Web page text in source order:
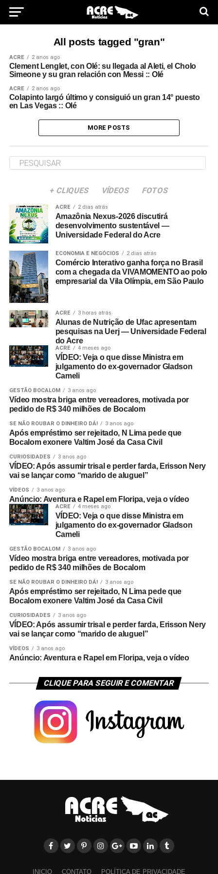
All posts tagged "gran"
ACRE 2 anos ago
Clement Lenglet, con Olé: su llegada al Aleti, el Cholo
Simeone y su gran relación con Messi :: Olé
ACRE 2 anos ago
Colapinto largó último y consiguió un gran 14° puesto
en Las Vegas :: Olé
MORE POSTS
+ CLIQUES VÍDEOS FOTOS
ACRE 2 dias atrás
Amazônia Nexus-2026 discutirá
desenvolvimento sustentável —
Universidade Federal do Acre
ECONOMIA E NEGÓCIOS 2 dias atrás
Comércio Interativo ganha força no Brasil
com a chegada da VIVAMOMENTO ao polo
empresarial da Vila Olímpia, em São Paulo
ACRE 3 horas atrás
Alunas de Nutrição de Ufac apresentam
pesquisas na Uerj — Universidade Federal
do Acre
ACRE 4 meses ago
VÍDEO: Veja o que disse Ministra em
julgamento do ex-governador Gladson
Cameli
GESTÃO BOCALOM 3 anos ago
Vídeo mostra briga entre vereadores, motivada por
pedido de R$ 340 milhões de Bocalom
SE NÃO ROUBAR O DINHEIRO DÁ! 3 anos ago
Após empréstimo ser rejeitado, N Lima pede que
Bocalom exonere Valtim José da Casa Civil
CURIOSIDADES 3 anos ago
VÍDEO: Após assumir trisal e perder farda, Erisson Nery
vai se lançar como “marido de aluguel”
VÍDEOS 3 anos ago
Anúncio: Aventura e Rapel em Floripa, veja o vídeo
ACRE 4 meses ago
VÍDEO: Veja o que disse Ministra em
julgamento do ex-governador Gladson
Cameli
GESTÃO BOCALOM 3 anos ago
Vídeo mostra briga entre vereadores, motivada por
pedido de R$ 340 milhões de Bocalom
SE NÃO ROUBAR O DINHEIRO DÁ! 3 anos ago
Após empréstimo ser rejeitado, N Lima pede que
Bocalom exonere Valtim José da Casa Civil
CURIOSIDADES 3 anos ago
VÍDEO: Após assumir trisal e perder farda, Erisson Nery
vai se lançar como “marido de aluguel”
VÍDEOS 3 anos ago
Anúncio: Aventura e Rapel em Floripa, veja o vídeo
CLIQUE PARA SEGUIR E COMENTAR
INICIO CONTATO POLÍTICA DE PRIVACIDADE